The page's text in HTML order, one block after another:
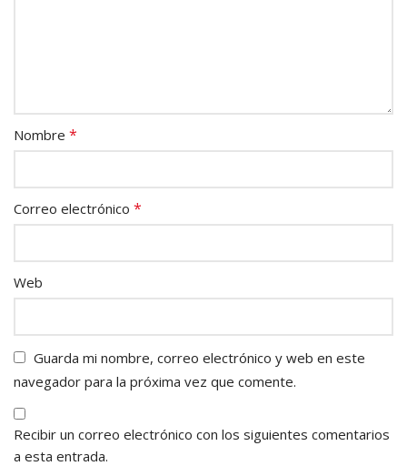
Nombre *
Correo electrónico *
Web
Guarda mi nombre, correo electrónico y web en este
navegador para la próxima vez que comente.
Recibir un correo electrónico con los siguientes comentarios
a esta entrada.